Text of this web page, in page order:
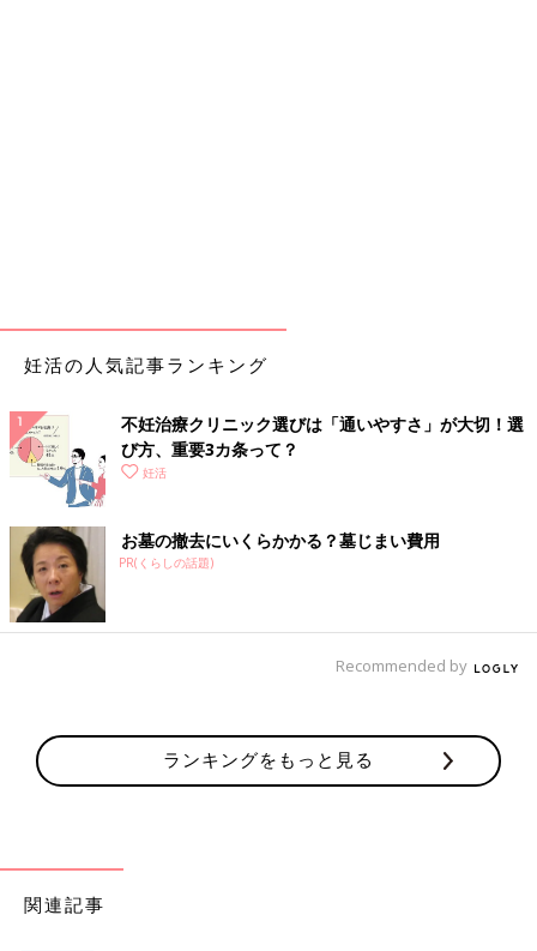
妊活の人気記事ランキング
不妊治療クリニック選びは「通いやすさ」が大切！選
び方、重要3カ条って？
妊活
お墓の撤去にいくらかかる？墓じまい費用
PR(くらしの話題)
Recommended by
ランキングをもっと見る
関連記事